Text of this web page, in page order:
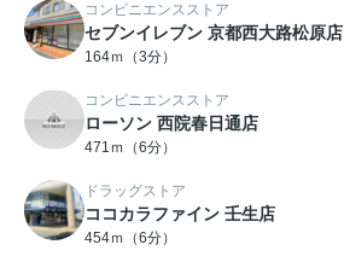
コンビニエンスストア
セブンイレブン 京都西大路松原店
164ｍ（3分）
コンビニエンスストア
ローソン 西院春日通店
471ｍ（6分）
ドラッグストア
ココカラファイン 壬生店
454ｍ（6分）